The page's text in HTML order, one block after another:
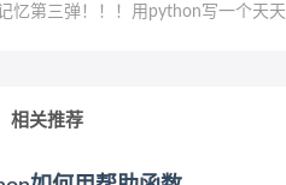
忆第三弹！！！用python写一个天
相关推荐